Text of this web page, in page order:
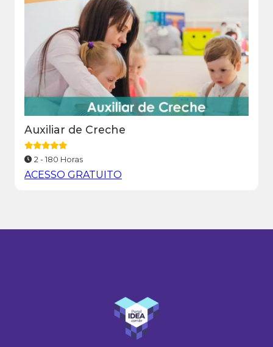
Auxiliar de Creche
2 - 180 Horas
ACESSO GRATUITO